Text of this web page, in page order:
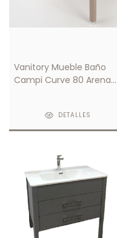
Vanitory Mueble Baño
Campi Curve 80 Arena
DETALLES